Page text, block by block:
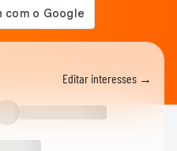
Editar interesses →